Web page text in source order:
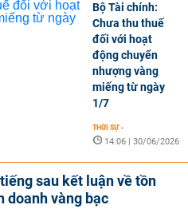
Bộ Tài chính:
Chưa thu thuế
đối với hoạt
động chuyển
nhượng vàng
miếng từ ngày
1/7
THỜI SỰ -
14:06 | 30/06/2026
sau kết luận về tồn
doanh vàng bạc